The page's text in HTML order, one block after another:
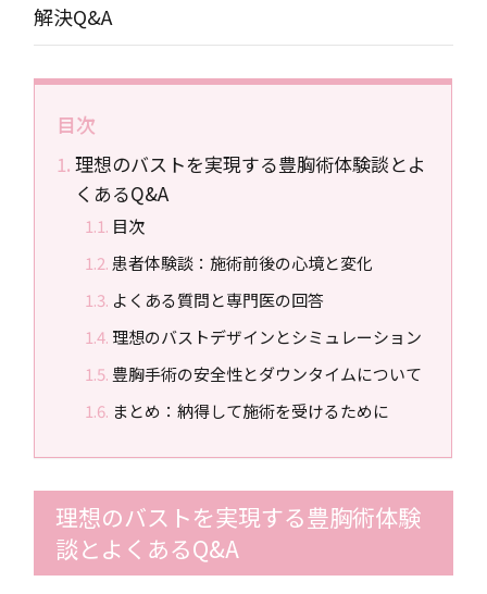
解決Q&A
目次
理想のバストを実現する豊胸術体験談とよ
くあるQ&A
目次
患者体験談：施術前後の心境と変化
よくある質問と専門医の回答
理想のバストデザインとシミュレーション
豊胸手術の安全性とダウンタイムについて
まとめ：納得して施術を受けるために
理想のバストを実現する豊胸術体験
談とよくあるQ&A